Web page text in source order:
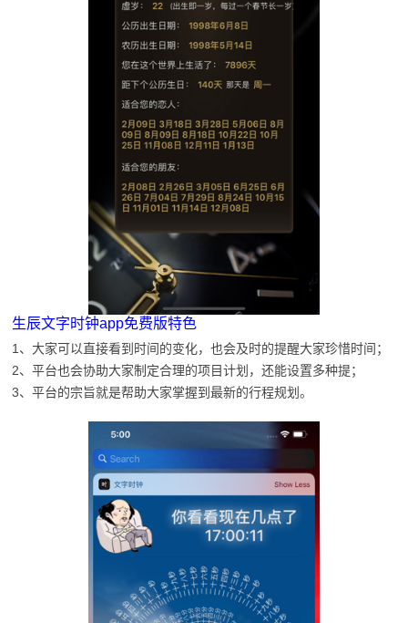
生辰文字时钟app免费版特色
1、大家可以直接看到时间的变化，也会及时的提醒大家珍惜时间；
2、平台也会协助大家制定合理的项目计划，还能设置多种提；
3、平台的宗旨就是帮助大家掌握到最新的行程规划。